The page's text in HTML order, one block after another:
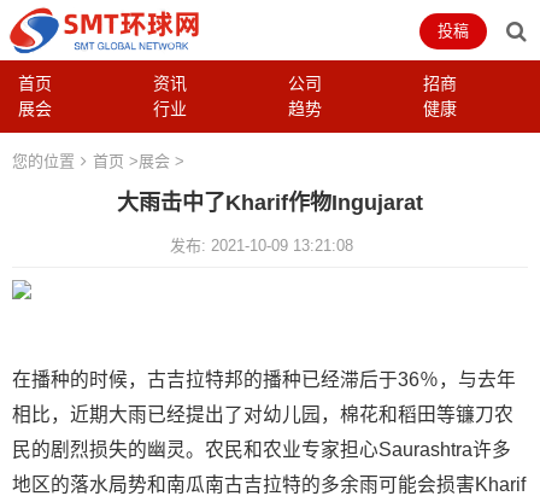
首页 资讯 公司
招商
展会
行业 趋势 健康
投稿
您的位置 首页 >展会 >
大雨击中了Kharif作物Ingujarat
发布: 2021-10-09 13:21:08
在播种的时候，古吉拉特邦的播种已经滞后于36％，与去年
相比，近期大雨已经提出了对幼儿园，棉花和稻田等镰刀农
民的剧烈损失的幽灵。农民和农业专家担心Saurashtra许多
地区的落水局势和南瓜南古吉拉特的多余雨可能会损害Kharif